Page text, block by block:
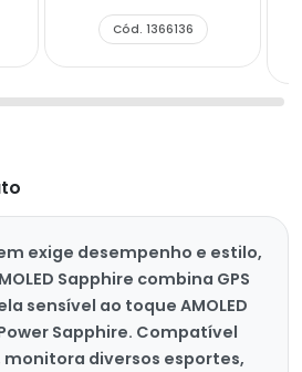
Cód. 1366136
exige desempenho e estilo,
Sapphire combina GPS
sensível ao toque AMOLED
Sapphire. Compatível
monitora diversos esportes,